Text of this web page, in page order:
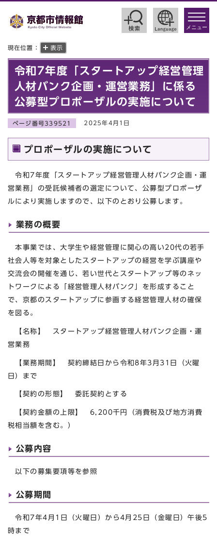
toggle
メニュー
現在位置： 表示
令和7年度「スタートアップ経営管理
人材バンク企画・運営業務」に係る
公募型プロポーザルの実施について
ページ番号339521 2025年4月1日
プロポーザルの実施について
令和7年度「スタートアップ経営管理人材バンク企画・運
営業務」の受託候補者の選定について、公募型プロポーザ
ルにより実施しますので、以下のとおり公募します。
業務の概要
本事業では、大学生や経営管理に関心の高い20代の若手
社会人等を対象としたスタートアップの経営を学ぶ講座や
交流会の開催を通じ、若い世代とスタートアップ等のネッ
トワークによる「経営管理人材バンク」を形成すること
で、京都のスタートアップに参画する経営管理人材の確保
を図る。
【名称】 スタートアップ経営管理人材バンク企画・運
営業務
【業務期間】 契約締結日から令和8年3月31日（火曜
日）まで
【契約の形態】 委託契約とする
【契約金額の上限】 6,200千円（消費税及び地方消費
税相当額を含む。）
公募内容
以下の募集要項等を参照
公募期間
令和7年4月1日（火曜日）から4月25日（金曜日）午後5
時まで